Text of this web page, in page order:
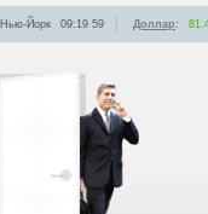
Нью-Йорк 09:19 59 Доллар: